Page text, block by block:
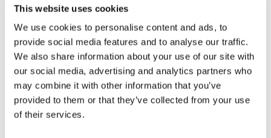
This website uses cookies
We use cookies to personalise content and ads, to
provide social media features and to analyse our traffic.
We also share information about your use of our site with
our social media, advertising and analytics partners who
may combine it with other information that you’ve
provided to them or that they’ve collected from your use
of their services.
JP Group-Nr.:3441300310
Marke: JP
Einbauposition
Vorderachse rechts
Einbauposition
Vorderachse links
Breite [mm]